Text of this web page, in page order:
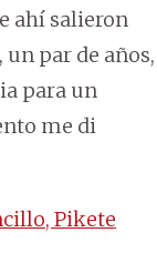
ahí salieron
par de años,
para un
me di
Pikete